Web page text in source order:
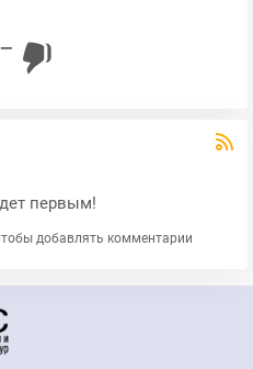
—
первым!
добавлять комментарии